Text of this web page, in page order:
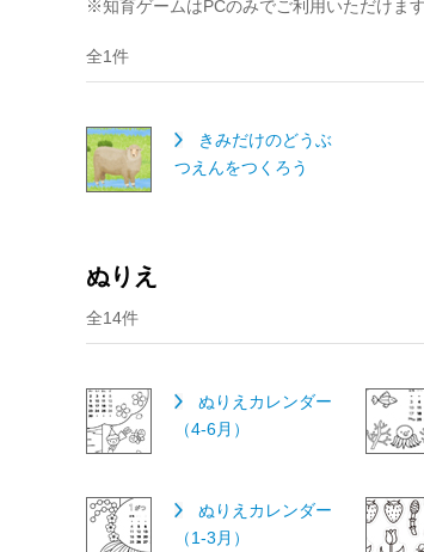
※知育ゲームはPCのみでご利用いただけます
全1件
きみだけのどうぶ
つえんをつくろう
ぬりえ
全14件
ぬりえカレンダー
（4-6月）
ぬりえカレンダー
（1-3月）